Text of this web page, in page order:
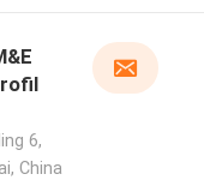
6,
China